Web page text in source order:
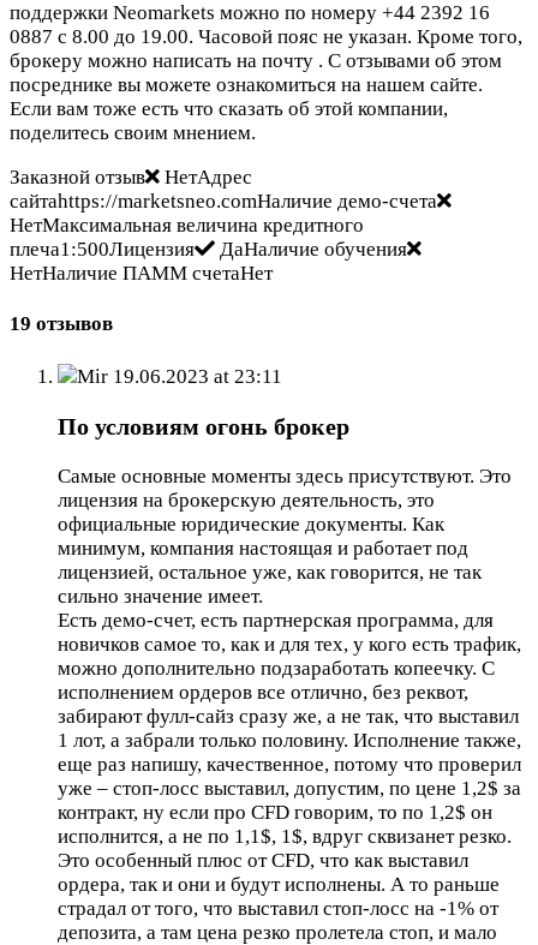
поддержки Neomarkets можно по номеру +44 2392 16
0887 с 8.00 до 19.00. Часовой пояс не указан. Кроме того,
брокеру можно написать на почту . С отзывами об этом
посреднике вы можете ознакомиться на нашем сайте.
Если вам тоже есть что сказать об этой компании,
поделитесь своим мнением.
Заказной отзыв
НетАдрес
сайтаhttps://marketsneo.comНаличие демо-счета
НетМаксимальная величина кредитного
плеча1:500Лицензия
ДаНаличие обучения
НетНаличие ПАММ счетаНет
19 отзывов
Mir 19.06.2023 at 23:11
По условиям огонь брокер
Самые основные моменты здесь присутствуют. Это
лицензия на брокерскую деятельность, это
официальные юридические документы. Как
минимум, компания настоящая и работает под
лицензией, остальное уже, как говорится, не так
сильно значение имеет.
Есть демо-счет, есть партнерская программа, для
новичков самое то, как и для тех, у кого есть трафик,
можно дополнительно подзаработать копеечку. С
исполнением ордеров все отлично, без реквот,
забирают фулл-сайз сразу же, а не так, что выставил
1 лот, а забрали только половину. Исполнение также,
еще раз напишу, качественное, потому что проверил
уже – стоп-лосс выставил, допустим, по цене 1,2$ за
контракт, ну если про CFD говорим, то по 1,2$ он
исполнится, а не по 1,1$, 1$, вдруг сквизанет резко.
Это особенный плюс от CFD, что как выставил
ордера, так и они и будут исполнены. А то раньше
страдал от того, что выставил стоп-лосс на -1% от
депозита, а там цена резко пролетела стоп, и мало